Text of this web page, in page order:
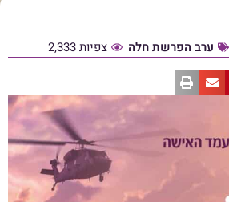
ערב הפרשת חלה צפיות 2,333